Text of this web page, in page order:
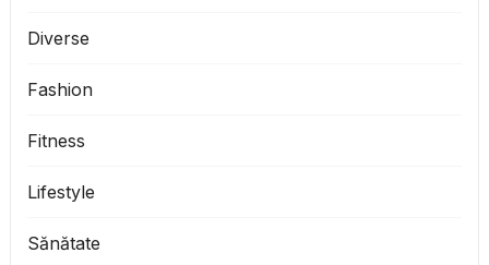
Diverse
Fashion
Fitness
Lifestyle
Sănătate